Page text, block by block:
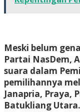
Meski belum
Partai NasDem,
suara dalam
pemilihannya
Janapria, Praya,
Batukliang